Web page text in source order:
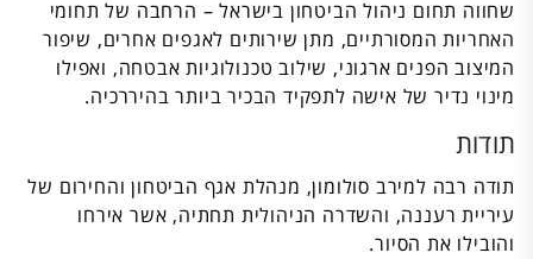
שחווה תחום ניהול הביטחון בישראל – הרחבה של תחומי
האחריות המסורתיים, מתן שירותים לאגפים אחרים, שיפור
המיצוב הפנים ארגוני, שילוב טכנולוגיות אבטחה, ואפילו
מינוי נדיר של אישה לתפקיד הבכיר ביותר בהיררכיה.
תודות
תודה רבה למירב סולומון, מנהלת אגף הביטחון והחירום של
עיריית רעננה, והשדרה הניהולית תחתיה, אשר אירחו
והובילו את הסיור.